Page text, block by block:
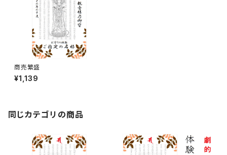
商売繁盛
¥1,139
同じカテゴリの商品